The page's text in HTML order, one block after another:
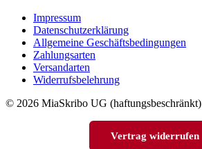
Impressum
Datenschutzerklärung
Allgemeine Geschäftsbedingungen
Zahlungsarten
Versandarten
Widerrufsbelehrung
© 2026 MiaSkribo UG (haftungsbeschränkt)
Vertrag widerrufen